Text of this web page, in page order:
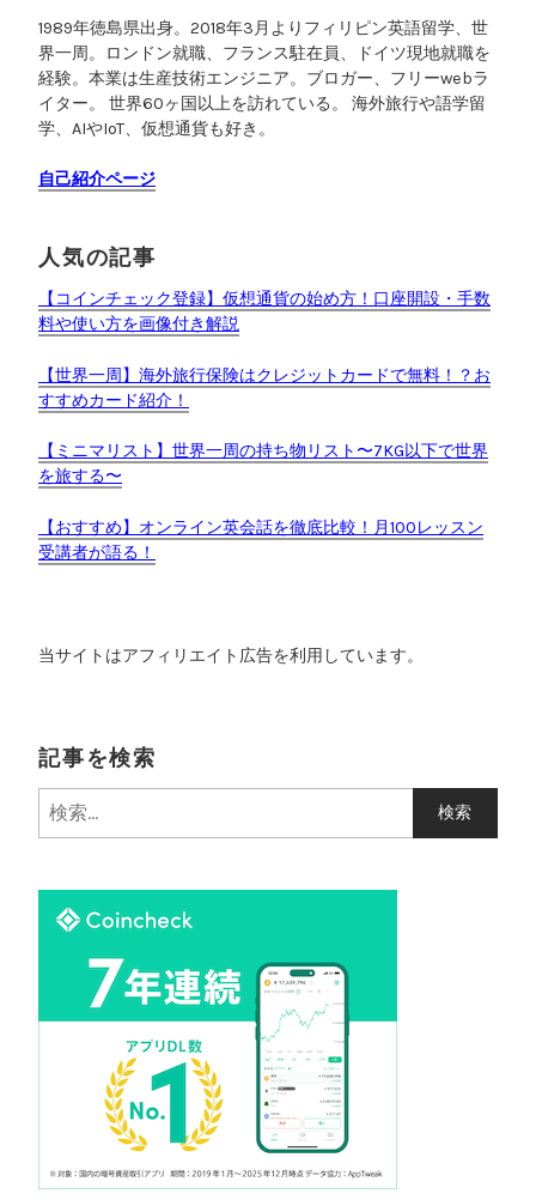
解
説
”
1989年徳島県出身。2018年3月よりフィリピン英語留学、世
界一周。ロンドン就職、フランス駐在員、ドイツ現地就職を
経験。本業は生産技術エンジニア。ブロガー、フリーwebラ
イター。 世界60ヶ国以上を訪れている。 海外旅行や語学留
学、AIやIoT、仮想通貨も好き。
自己紹介ページ
人気の記事
【コインチェック登録】仮想通貨の始め方！口座開設・手数
料や使い方を画像付き解説
【世界一周】海外旅行保険はクレジットカードで無料！？お
すすめカード紹介！
【ミニマリスト】世界一周の持ち物リスト〜7KG以下で世界
を旅する〜
【おすすめ】オンライン英会話を徹底比較！月100レッスン
受講者が語る！
当サイトはアフィリエイト広告を利用しています。
記事を検索
検
索